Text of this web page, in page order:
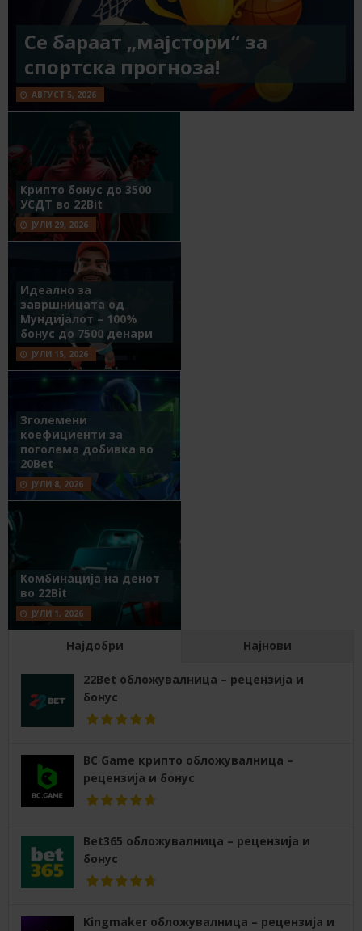
Се бараат „мајстори“ за
спортска прогноза!
АВГУСТ 5, 2026
Крипто бонус до 3500
УСДТ во 22Bit
ЈУЛИ 29, 2026
Идеално за
завршницата од
Мундијалот – 100%
бонус до 7500 денари
ЈУЛИ 15, 2026
Зголемени
коефициенти за
поголема добивка во
20Bet
ЈУЛИ 8, 2026
Комбинација на денот
во 22Bit
ЈУЛИ 1, 2026
Најдобри Најнови
22Bet обложувалница – рецензија и
бонус
BC Game крипто обложувалница –
рецензија и бонус
Bet365 обложувалница – рецензија и
бонус
Kingmaker обложувалница – рецензија и